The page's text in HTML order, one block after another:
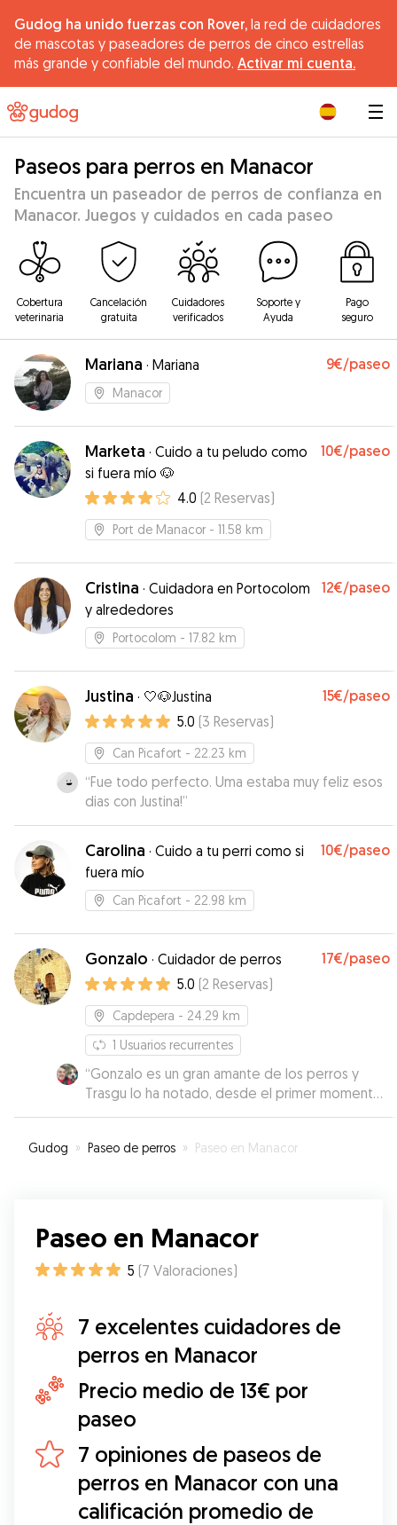
Gudog ha unido fuerzas con Rover, la red de cuidadores
de mascotas y paseadores de perros de cinco estrellas
más grande y confiable del mundo. Activar mi cuenta.
Paseos para perros en Manacor
Encuentra un paseador de perros de confianza en
Manacor. Juegos y cuidados en cada paseo
Cobertura
veterinaria
Cancelación
gratuita
Cuidadores
verificados
Soporte y
Ayuda
Pago
seguro
Mariana · Mariana 9€/paseo
Manacor
Marketa · Cuido a tu peludo como
si fuera mío 🐶
10€/paseo
4.0 (2 Reservas)
Port de Manacor - 11.58 km
Cristina · Cuidadora en Portocolom
y alrededores
12€/paseo
Portocolom - 17.82 km
Justina · 🤍🐶Justina 15€/paseo
5.0 (3 Reservas)
Can Picafort - 22.23 km
“Fue todo perfecto. Uma estaba muy feliz esos
dias con Justina!”
Carolina · Cuido a tu perri como si
fuera mío
10€/paseo
Can Picafort - 22.98 km
Gonzalo · Cuidador de perros 17€/paseo
5.0 (2 Reservas)
Capdepera - 24.29 km
1 Usuarios recurrentes
“Gonzalo es un gran amante de los perros y
Trasgu lo ha notado, desde el primer momento
se acercó a él. Me mantuvo informado en todo
preocupándose por su bienestar, alimentación y
Gudog » Paseo de perros » Paseo en Manacor
Paseo en Manacor
5 (7 Valoraciones)
7 excelentes cuidadores de
perros en Manacor
Precio medio de 13€ por
paseo
7 opiniones de paseos de
perros en Manacor con una
calificación promedio de